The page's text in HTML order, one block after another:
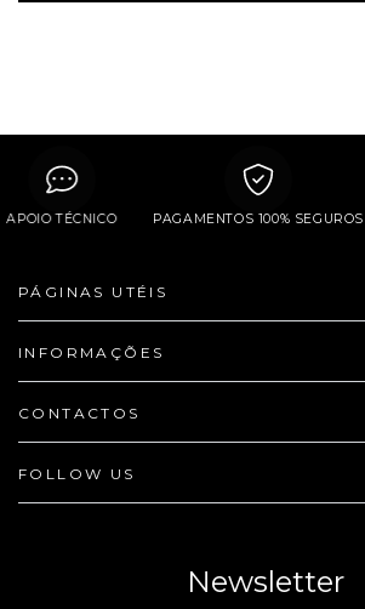
APOIO TÉCNICO PAGAMENTOS 100%
PÁGINAS UTÉIS
INFORMAÇÕES
CONTACTOS
FOLLOW US
Newsletter